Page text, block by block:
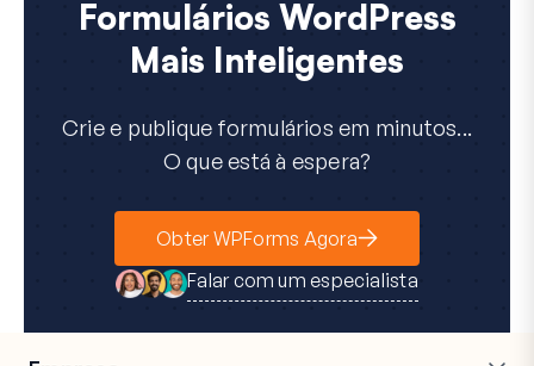
Formulários WordPress
Mais Inteligentes
Crie e publique formulários em minutos...
O que está à espera?
Obter WPForms Agora
Falar com um especialista